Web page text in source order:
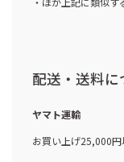
配送・送料に
ヤマト運輸
お買い上げ25,000